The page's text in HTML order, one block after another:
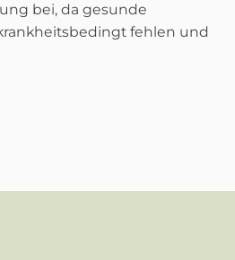
bei, da gesunde
fehlen und